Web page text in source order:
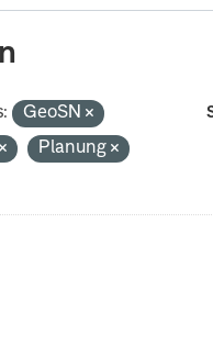
GeoSN
Planung